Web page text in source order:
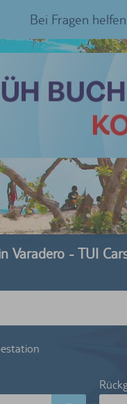
Bei Fragen
Varadero - TUI